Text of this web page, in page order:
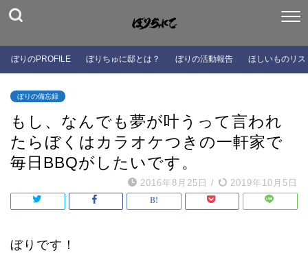
ぼりのPROFILE ぼりちゅに邸とは？ ぼりの活動報告 ほしいものリス
ぼりの備忘録
もし、なんでも夢が叶うって言われ
たらぼくはカラオケつきの一軒家で
毎日BBQがしたいです。
2016年8月25日 / 2019年10月5日
ぼりです！